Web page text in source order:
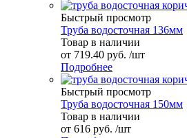
Быстрый просмотр
Труба водосточная 136мм
Товар в наличии
от 719.40 руб. /шт
Подробнее
Быстрый просмотр
Труба водосточная 150мм
Товар в наличии
от 616 руб. /шт